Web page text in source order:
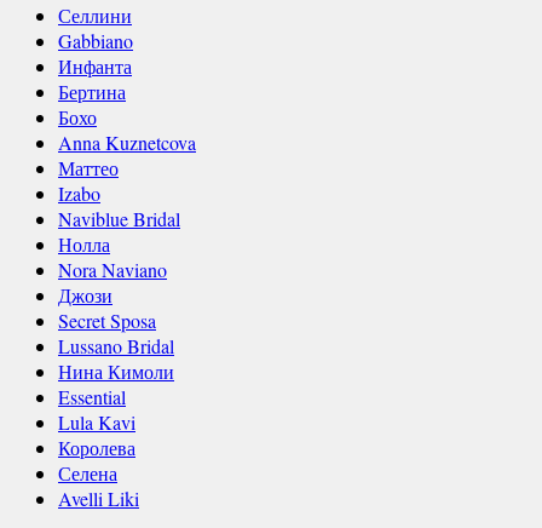
Селлини
Gabbiano
Инфанта
Бертина
Бохо
Anna Kuznetcova
Маттео
Izabo
Naviblue Bridal
Нолла
Nora Naviano
Джози
Secret Sposa
Lussano Bridal
Нина Кимоли
Essential
Lula Kavi
Королева
Селена
Avelli Liki